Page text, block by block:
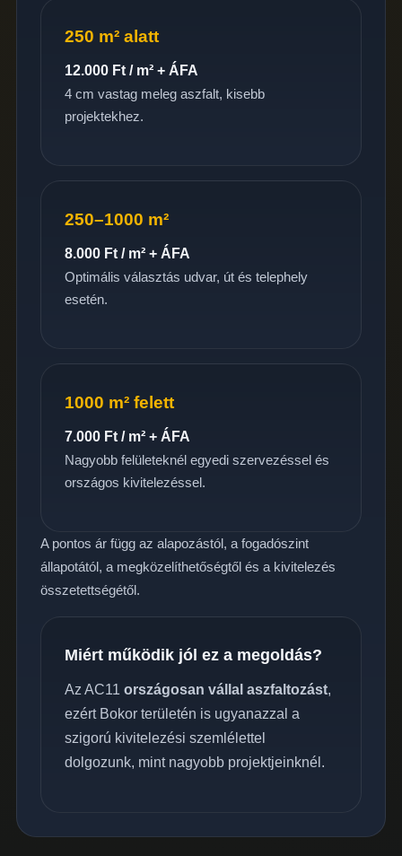
250 m² alatt
12.000 Ft / m² + ÁFA
4 cm vastag meleg aszfalt, kisebb
projektekhez.
250–1000 m²
8.000 Ft / m² + ÁFA
Optimális választás udvar, út és telephely
esetén.
1000 m² felett
7.000 Ft / m² + ÁFA
Nagyobb felületeknél egyedi szervezéssel és
országos kivitelezéssel.
A pontos ár függ az alapozástól, a fogadószint
állapotától, a megközelíthetőségtől és a kivitelezés
összetettségétől.
Miért működik jól ez a megoldás?
Az AC11 országosan vállal aszfaltozást,
ezért Bokor területén is ugyanazzal a
szigorú kivitelezési szemlélettel
dolgozunk, mint nagyobb projektjeinknél.